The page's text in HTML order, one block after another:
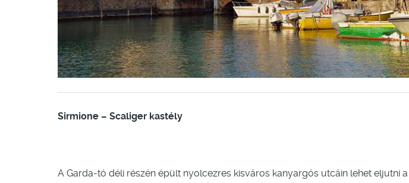
Sirmione – Scaliger kastély
A Garda-tó déli részén épült nyolcezres kisváros kanyargós utcáin lehet eljutni